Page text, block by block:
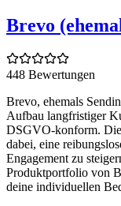
Brevo
448 Bewertungen
Brevo, ehemals
Aufbau langfristiger
DSGVO-konform.
dabei, eine
Engagement zu
Produktportfolio von
deine individuellen